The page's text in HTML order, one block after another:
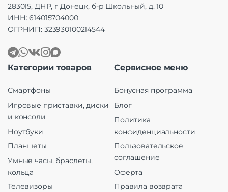
283015, ДНР, г Донецк, б-р Школьный, д. 10
ИНН: 614015704000
ОГРНИП: 323930100214544
Категории товаров
Смартфоны
Игровые приставки, диски
и консоли
Ноутбуки
Планшеты
Умные часы, браслеты,
кольца
Телевизоры
Сервисное меню
Бонусная программа
Блог
Политика
конфиденциальности
Пользовательское
соглашение
Оферта
Правила возврата